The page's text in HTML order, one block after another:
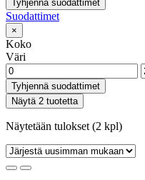
Tyhjennä suodattimet
Suodattimet
×
Koko
Väri
Tyhjennä suodattimet
Näytä 2 tuotetta
Näytetään tulokset (2 kpl)